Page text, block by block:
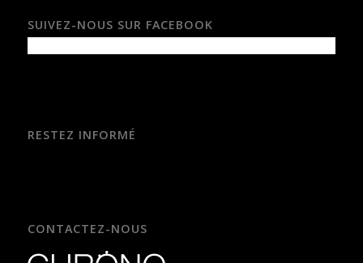
SUIVEZ-NOUS SUR FACEBOOK
RESTEZ INFORMÉ
CONTACTEZ-NOUS